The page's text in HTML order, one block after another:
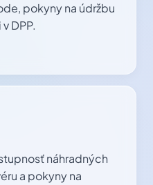
pokyny na údržbu
DPP.
náhradných
a pokyny na